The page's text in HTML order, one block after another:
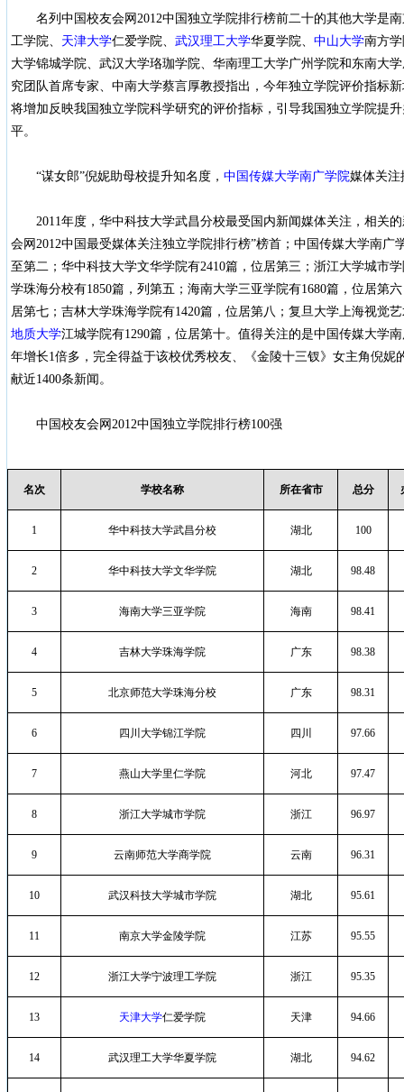
名列中国校友会网2012中国独立学院排行榜前二十的其他大学是南
工学院、 天津大学仁爱学院、 武汉理工大学华夏学院、 中山大学南方
大学锦城学院、武汉大学珞珈学院、华南理工大学广州学院和东南大
究团队首席专家、中南大学蔡言厚教授指出，今年独立学院评价指标
将增加反映我国独立学院科学研究的评价指标，引导我国独立学院提
平。
“谋女郎”倪妮助母校提升知名度， 中国传媒大学南广学院媒体关注
2011年度，华中科技大学武昌分校最受国内新闻媒体关注，相关的
会网2012中国最受媒体关注独立学院排行榜”榜首；中国传媒大学南广
至第二；华中科技大学文华学院有2410篇，位居第三；浙江大学城市
学珠海分校有1850篇，列第五；海南大学三亚学院有1680篇，位居第
居第七；吉林大学珠海学院有1420篇，位居第八；复旦大学上海视觉
地质大学江城学院有1290篇，位居第十。值得关注的是中国传媒大学
年增长1倍多，完全得益于该校优秀校友、《金陵十三钗》女主角倪妮
献近1400条新闻。
中国校友会网2012中国独立学院排行榜100强
名次 学校名称 所在省市 总分
1 华中科技大学武昌分校 湖北 100
2 华中科技大学文华学院 湖北 98.48
3 海南大学三亚学院 海南 98.41
4 吉林大学珠海学院 广东 98.38
5 北京师范大学珠海分校 广东 98.31
6 四川大学锦江学院 四川 97.66
7 燕山大学里仁学院 河北 97.47
8 浙江大学城市学院 浙江 96.97
9 云南师范大学商学院 云南 96.31
10 武汉科技大学城市学院 湖北 95.61
11 南京大学金陵学院 江苏 95.55
12 浙江大学宁波理工学院 浙江 95.35
13 天津大学仁爱学院 天津 94.66
14 武汉理工大学华夏学院 湖北 94.62